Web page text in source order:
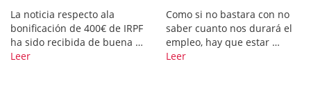
La noticia respecto ala
bonificación de 400€ de IRPF
ha sido recibida de buena …
Leer
Como si no bastara con no
saber cuanto nos durará el
empleo, hay que estar …
Leer